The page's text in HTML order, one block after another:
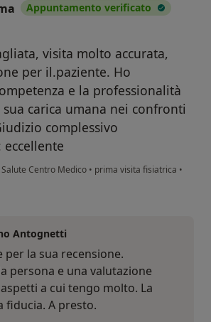
Appuntamento verificato
visita molto accurata,
per il.paziente. Ho
e la professionalità
carica umana nei confronti
complessivo
eccellente
Centro Medico • prima visita fisiatrica •
Alba Malasoma
Antognetti
per la sua recensione.
persona e una valutazione
a cui tengo molto. La
fiducia. A presto.